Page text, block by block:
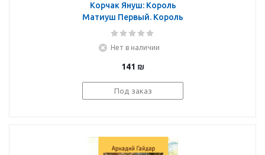
Корчак Януш: Король
Матиуш Первый. Король
Матиуш на
Нет в наличии
141 ₪
Под заказ